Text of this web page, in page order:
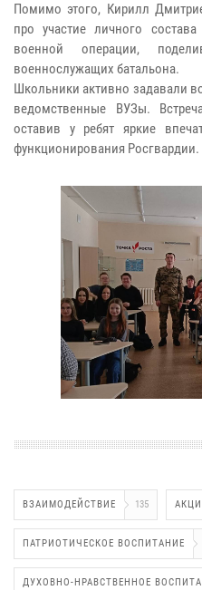
Помимо этого, Кирилл
про участие личного
военной операции,
военнослужащих батальона.
Школьники активно задавали
ведомственные ВУЗы.
оставив у ребят яркие
функционирования Росгвардии.
ВЗАИМОДЕЙСТВИЕ 135
ПАТРИОТИЧЕСКОЕ ВОСПИТАНИЕ
ДУХОВНО-НРАВСТВЕННОЕ